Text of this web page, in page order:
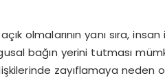
olmalarının yanı sıra,
bağın yerini tutması
zayıflamaya neden